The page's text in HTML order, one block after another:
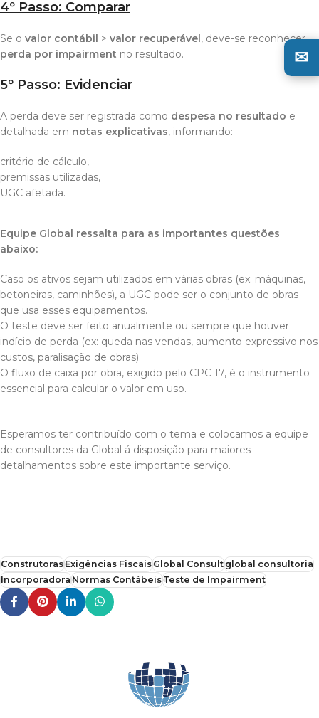
4º Passo: Comparar
Se o valor contábil > valor recuperável , deve-se reconhecer
perda por impairment no resultado.
5º Passo: Evidenciar
A perda deve ser registrada como despesa no resultado e
detalhada em notas explicativas, informando:
critério de cálculo,
premissas utilizadas,
UGC afetada.
Equipe Global ressalta para as importantes questões
abaixo:
Caso os ativos sejam utilizados em várias obras (ex: máquinas,
betoneiras, caminhões), a UGC pode ser o conjunto de obras
que usa esses equipamentos.
O teste deve ser feito anualmente ou sempre que houver
indício de perda (ex: queda nas vendas, aumento expressivo nos
custos, paralisação de obras).
O fluxo de caixa por obra, exigido pelo CPC 17, é o instrumento
essencial para calcular o valor em uso.
Esperamos ter contribuído com o tema e colocamos a equipe
de consultores da Global á disposição para maiores
detalhamentos sobre este importante serviço.
ConstrutorasExigências FiscaisGlobal Consultglobal consultoria
Incorporadora Normas ContábeisTeste de Impairment
✉